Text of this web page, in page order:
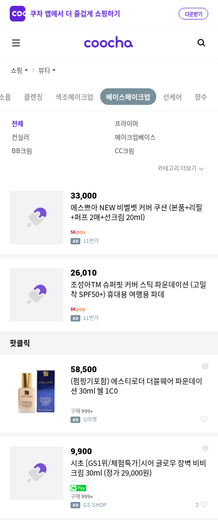
쿠차 앱에서 더 즐겁게 쇼핑하기 다운받기
쇼핑 뷰티
품 클렌징 색조메이크업 베이스메이크업 선케어 향수
전체
프라이머
컨실러
메이크업베이스
BB크림
CC크림
카테고리 더보기
33,000
에스쁘아 NEW 비벨벳 커버 쿠션 (본품+리필
+퍼프 2매+선크림 20ml)
11번가
26,010
조성아TM 슈퍼핏 커버 스틱 파운데이션 (고밀
착 SPF50+) 휴대용 여행용 파데
11번가
핫클릭
58,500
(펌핑기포함) 에스티로더 더블웨어 파운데이
션 30ml 쉘 1C0
구매 999+
G마켓
9,900
시초 [GS1위/체험특가]시어 글로우 장벽 비비
크림 30ml (정가 29,000원)
구매 999+
GS SHOP 2